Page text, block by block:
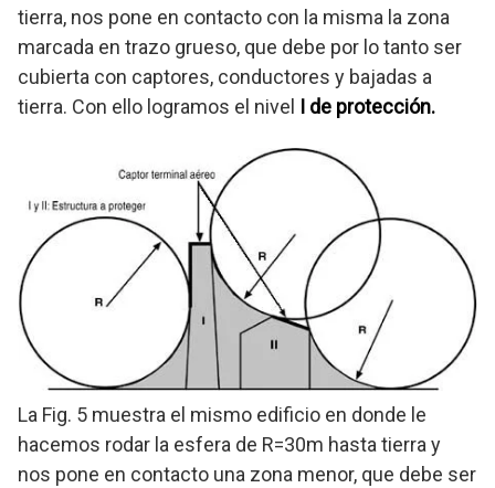
tierra, nos pone en contacto con la misma la zona
marcada en trazo grueso, que debe por lo tanto ser
cubierta con captores, conductores y bajadas a
tierra. Con ello logramos el nivel I de protección.
La Fig. 5 muestra el mismo edificio en donde le
hacemos rodar la esfera de R=30m hasta tierra y
nos pone en contacto una zona menor, que debe ser